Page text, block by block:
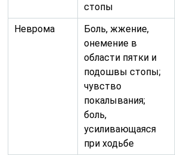
стопы
Неврома
Боль, жжение,
онемение в
области пятки и
подошвы стопы;
чувство
покалывания;
боль,
усиливающаяся
при ходьбе